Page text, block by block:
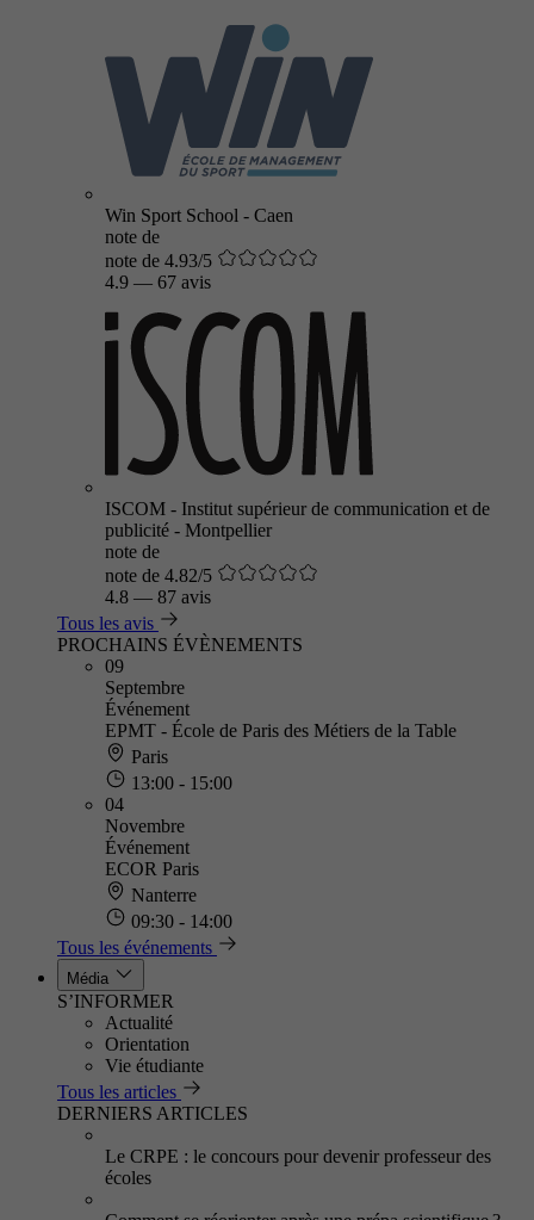
Win Sport School - Caen
note de
note de 4.93/5
4.9 — 67 avis
ISCOM - Institut supérieur de communication et de
publicité - Montpellier
note de
note de 4.82/5
4.8 — 87 avis
Tous les avis
PROCHAINS ÉVÈNEMENTS
09
Septembre
Événement
EPMT - École de Paris des Métiers de la Table
Paris
13:00 - 15:00
04
Novembre
Événement
ECOR Paris
Nanterre
09:30 - 14:00
Tous les événements
Média
S’INFORMER
Actualité
Orientation
Vie étudiante
Tous les articles
DERNIERS ARTICLES
Le CRPE : le concours pour devenir professeur des
écoles